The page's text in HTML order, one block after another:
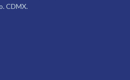
CDMX.